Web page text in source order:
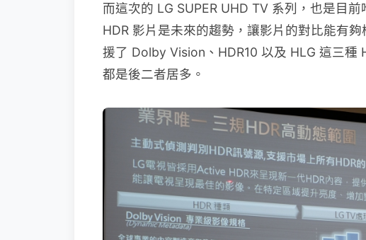
而這次的 LG SUPER UHD TV 系列，也是目
HDR 影片是未來的趨勢，讓影片的對比能有
援了 Dolby Vision、HDR10 以及 HLG 這三種
都是後二者居多。